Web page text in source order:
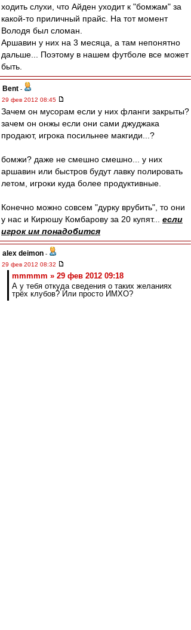
ходить слухи, что Айден уходит к "бомжам" за
какой-то приличный прайс. На тот момент
Володя был сломан.
Аршавин у них на 3 месяца, а там непонятно
дальше... Поэтому в нашем футболе все может
быть.
Bent -
29 фев 2012 08:45
Зачем он мусорам если у них фланги закрыты?
зачем он онжы если они сами джуджака
продают, игрока посильнее макгиди...?
бомжи? даже не смешно смешно... у них
аршавин или быстров будут лавку полировать
летом, игроки куда более продуктивные.
Конечно можно совсем "дурку врубить", то они
у нас и Кирюшу Комбарову за 20 купят... если
игрок им понадобится
alex deimon -
29 фев 2012 08:32
mmmmm » 29 фев 2012 09:18
А у тебя откуда сведения о таких желаниях
трёх клубов? Или просто ИМХО?